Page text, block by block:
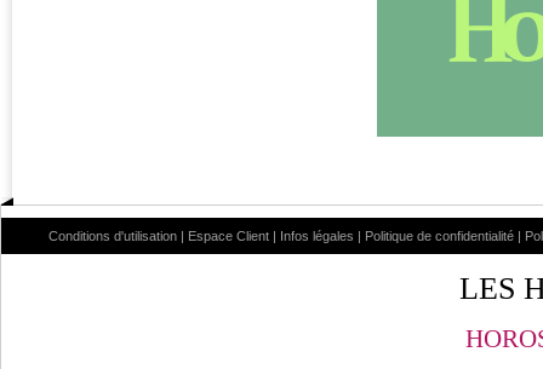
Conditions d'utilisation | Espace Client | Infos légales | Politique de confidentialité |
LES